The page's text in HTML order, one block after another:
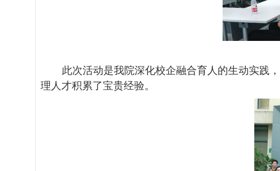
此次活动是我院深化校企融合育人的生动实践
理人才积累了宝贵经验。